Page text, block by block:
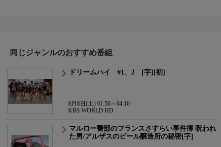
同じジャンルのおすすめ番組
ドリームハイ #1、2 [字][初]
8月8日(土) 01:50～04:10
KBS WORLD HD
マルロー警部のフランスさすらい事件簿 呪われ
た男/アルザスのビール醸造所の秘密[字]